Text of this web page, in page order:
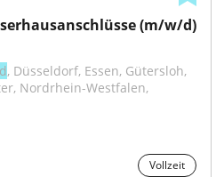
(m/w/d)
, Düsseldorf, Essen, Gütersloh,
Nordrhein-Westfalen,
Vollzeit